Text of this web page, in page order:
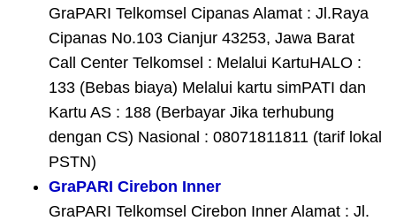
GraPARI Telkomsel Cipanas Alamat : Jl.Raya
Cipanas No.103 Cianjur 43253, Jawa Barat
Call Center Telkomsel : Melalui KartuHALO :
133 (Bebas biaya) Melalui kartu simPATI dan
Kartu AS : 188 (Berbayar Jika terhubung
dengan CS) Nasional : 08071811811 (tarif lokal
PSTN)
GraPARI Cirebon Inner
GraPARI Telkomsel Cirebon Inner Alamat : Jl.